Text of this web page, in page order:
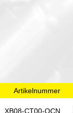
Artikelnummer
XB08-CT00-OCN